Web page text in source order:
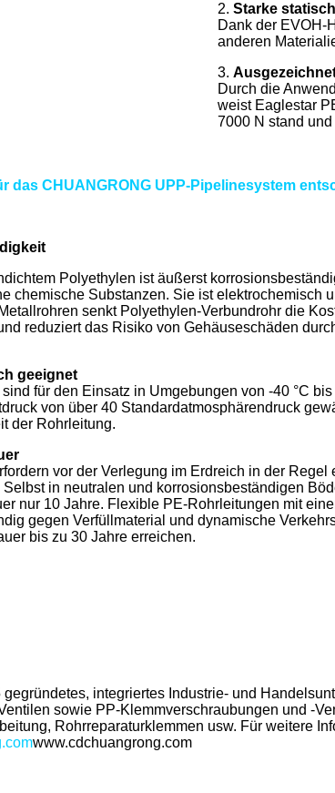
2.Starke
Dank der EVOH-
anderen
3.
Durch die
weist Eaglestar
7000 N stand
das CHUANGRONG UPP-Pipelinesystem
Polyethylen ist äußerst
chemische Substanzen. Sie ist elektrochemisch
senkt Polyethylen-Verbundrohr die
reduziert das Risiko von Gehäuseschäden
geeignet
für den Einsatz in Umgebungen von -40 °C bis
von über 40 Standardatmosphärendruck
der Rohrleitung.
vor der Verlegung im Erdreich in der Regel
in neutralen und korrosionsbeständigen
nur 10 Jahre. Flexible PE-Rohrleitungen mit
gegen Verfüllmaterial und dynamische
bis zu 30 Jahre erreichen.
gegründetes, integriertes Industrie- und
sowie PP-Klemmverschraubungen und -
Rohrreparaturklemmen usw. Für weitere
www.cdchuangrong.com